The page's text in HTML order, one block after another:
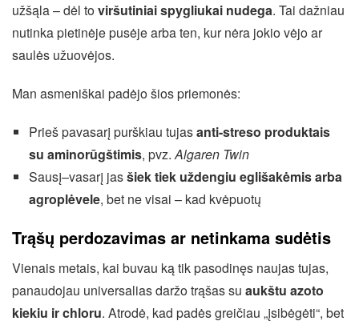
užšąla – dėl toviršutiniai spygliukai nudega. Tai dažniau
nutinka pietinėje pusėje arba ten, kur nėra jokio vėjo ar
saulės užuovėjos.
Man asmeniškai padėjo šios priemonės:
Prieš pavasarį purškiau tujasanti-streso produktais
su aminorūgštimis, pvz.Algaren Twin
Sausį–vasarį jasšiek tiek uždengiu eglišakėmis arba
agroplėvele, bet ne visai – kad kvėpuotų
Trąšų perdozavimas ar netinkama sudėtis
Vienais metais, kai buvau ką tik pasodinęs naujas tujas,
panaudojau universalias daržo trąšas su aukštu azoto
kiekiu ir chloru. Atrodė, kad padės greičiau „įsibėgėti“, bet